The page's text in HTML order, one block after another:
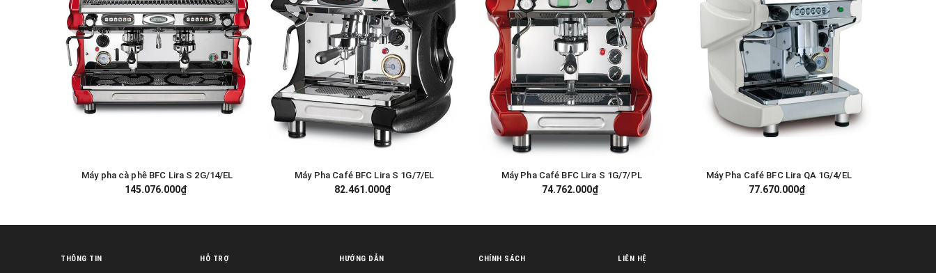
GIỎ HÀNG
Máy pha cà phê BFC Lira S 2G/14/EL
145.076.000₫
GIỎ HÀNG
Máy Pha Café BFC Lira S 1G/7/EL
82.461.000₫
GIỎ HÀNG
Máy Pha Café BFC Lira S 1G/7/PL
74.762.000₫
GIỎ HÀNG
Máy Pha Café BFC Lira QA 1G/4/EL
77.670.000₫
THÔNG TIN HỖ TRỢ HƯỚNG DẪN CHÍNH SÁCH LIÊN HỆ